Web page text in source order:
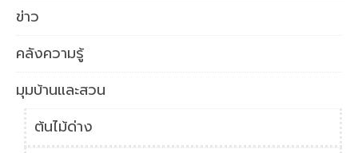
ข่าว
คลังความรู้
มุมบ้านและสวน
ต้นไม้ด่าง